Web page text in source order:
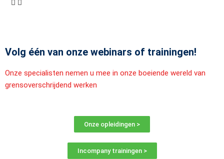
Volg één van onze webinars of trainingen!
Onze specialisten nemen u mee in onze boeiende wereld van
grensoverschrijdend werken
Onze opleidingen >
Incompany trainingen >